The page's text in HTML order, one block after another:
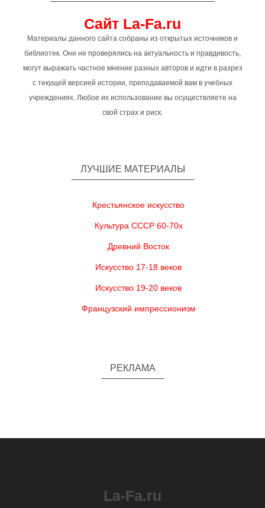
Сайт La-Fa.ru
Материалы данного сайта собраны из открытых источников и
библиотек. Они не проверялись на актуальность и правдивость,
могут выражать частное мнение разных авторов и идти в разрез
с текущей версией истории, преподаваемой вам в учебных
учреждениях. Любое их использование вы осуществляете на
свой страх и риск.
ЛУЧШИЕ МАТЕРИАЛЫ
Крестьянское искусство
Культура СССР 60-70х
Древний Восток
Искусство 17-18 веков
Искусство 19-20 веков
Французский импрессионизм
РЕКЛАМА
La-Fa.ru